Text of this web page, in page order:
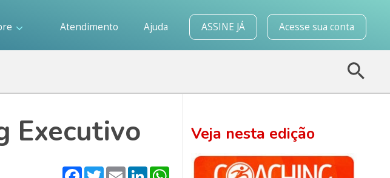
Atendimento Ajuda ASSINE JÁ Acesse sua conta
Executivo
Facebook
TwitterEmailLinkedInWhatsApp
Veja nesta edição